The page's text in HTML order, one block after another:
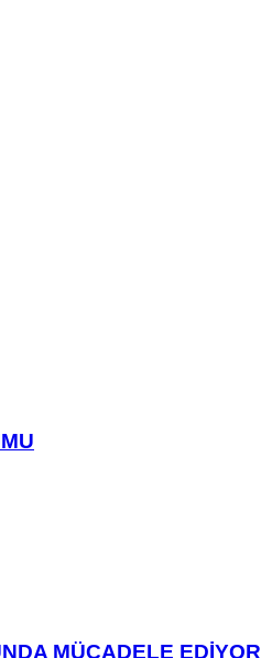
MÜCADELE EDİYOR